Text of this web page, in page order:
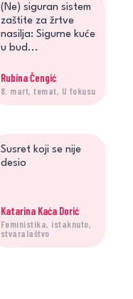
(Ne) siguran sistem
zaštite za žrtve
nasilja: Sigurne kuće
u bud...
Rubina Čengić
8. mart, temat, U fokusu
Susret koji se nije
desio
Katarina Kaća Dorić
Feministika, istaknuto,
stvaralaštvo